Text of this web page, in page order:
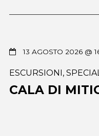
13 AGOSTO 2026 @
ESCURSIONI,
CALA DI